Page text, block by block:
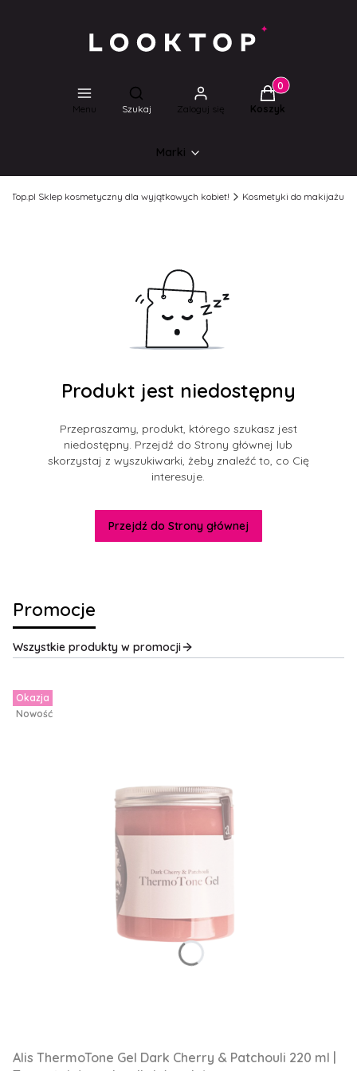
Menu
Otwórz wyszukiwarkę
Szukaj Zaloguj się
Produkty w
Koszyk
Marki
Sklep kosmetyczny dla wyjątkowych kobiet! Kosmetyki do makijażu
Produkt jest niedostępny
Przepraszamy, produkt, którego szukasz jest
niedostępny. Przejdź do Strony głównej lub
skorzystaj z wyszukiwarki, żeby znaleźć to, co Cię
interesuje.
Przejdź do Strony głównej
Promocje
Wszystkie produkty w promocji
Okazja
Nowość
Alis ThermoTone Gel Dark Cherry & Patchouli 220 ml |